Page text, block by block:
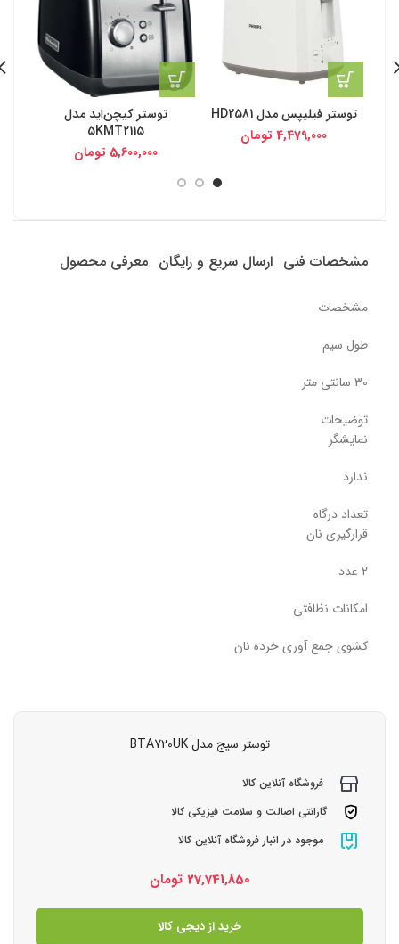
توستر فیلیپس مدل HD2581
4,479,000 تومان
توستر کیچن‌اید مدل
5KMT2115
5,600,000 تومان
مشخصات فنی ارسال سریع و رایگان معرفی محصول
مشخصات
طول سیم
30 سانتی متر
توضیحات
نمایشگر
ندارد
تعداد درگاه
قرارگیری نان
2 عدد
امکانات نظافتی
کشوی جمع آوری خرده نان
توستر سیج مدل BTA720UK
فروشگاه آنلاین کالا
گارانتی اصالت و سلامت فیزیکی کالا
موجود در انبار فروشگاه آنلاین کالا
27,741,850 تومان
خرید از دیجی کالا